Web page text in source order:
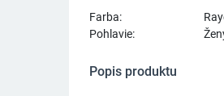
Farba:
Pohlavie:
Popis produktu